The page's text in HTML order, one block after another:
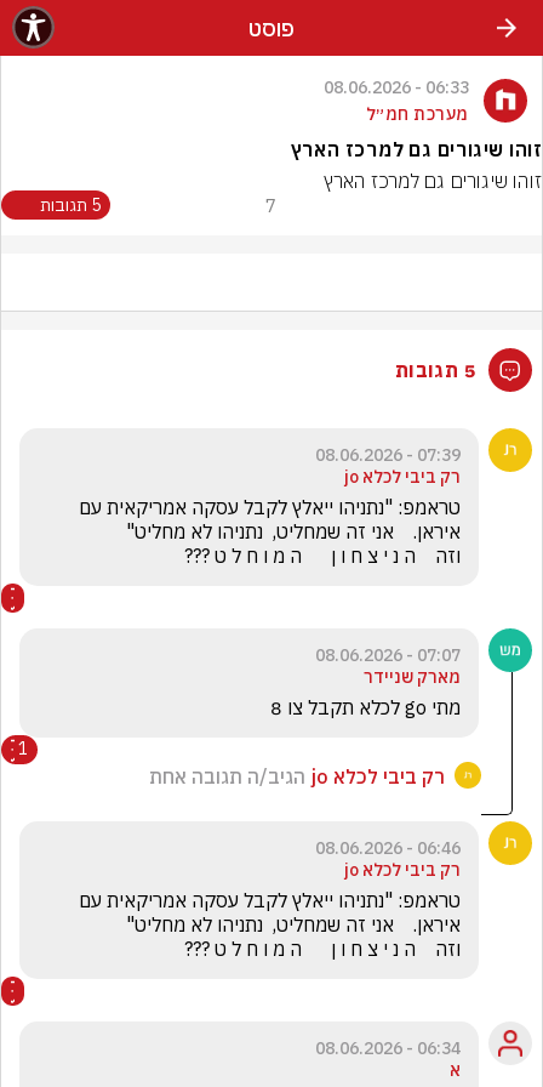
פוסט
06:33 - 08.06.2026
מערכת חמ״ל
זוהו שיגורים גם למרכז הארץ
זוהו שיגורים גם למרכז הארץ
7 5 תגובות
5 תגובות
07:39 - 08.06.2026
רק ביבי לכלא jo
וזה    ה נ י צ ח ו ן      ה מ ו ח ל ט ???
07:07 - 08.06.2026
מארק שניידר
מתי go לכלא תקבל צו 8
1
רק ביבי לכלא jo הגיב/ה תגובה אחת
06:46 - 08.06.2026
רק ביבי לכלא jo
וזה    ה נ י צ ח ו ן      ה מ ו ח ל ט ???
06:34 - 08.06.2026
א